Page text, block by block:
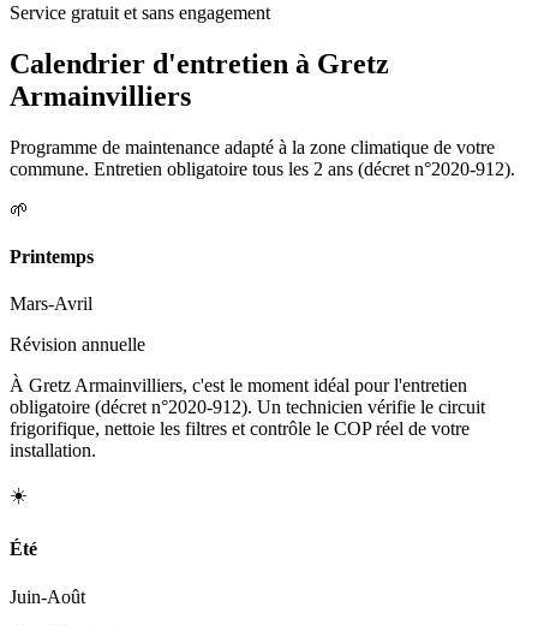
Service gratuit et sans engagement
Calendrier d'entretien à Gretz
Armainvilliers
Programme de maintenance adapté à la zone climatique de votre
commune. Entretien obligatoire tous les 2 ans (décret n°2020-912).
🌱
Printemps
Mars-Avril
Révision annuelle
À Gretz Armainvilliers, c'est le moment idéal pour l'entretien
obligatoire (décret n°2020-912). Un technicien vérifie le circuit
frigorifique, nettoie les filtres et contrôle le COP réel de votre
installation.
☀️
Été
Juin-Août